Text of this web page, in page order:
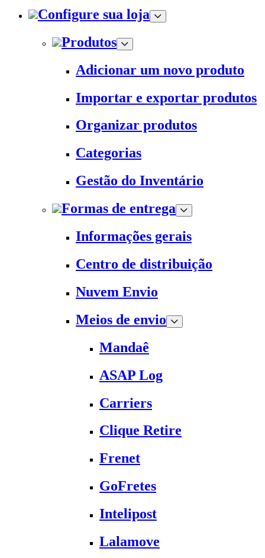
Configure sua loja
Produtos
Adicionar um novo produto
Importar e exportar produtos
Organizar produtos
Categorias
Gestão do Inventário
Formas de entrega
Informações gerais
Centro de distribuição
Nuvem Envio
Meios de envio
Mandaê
ASAP Log
Carriers
Clique Retire
Frenet
GoFretes
Intelipost
Lalamove